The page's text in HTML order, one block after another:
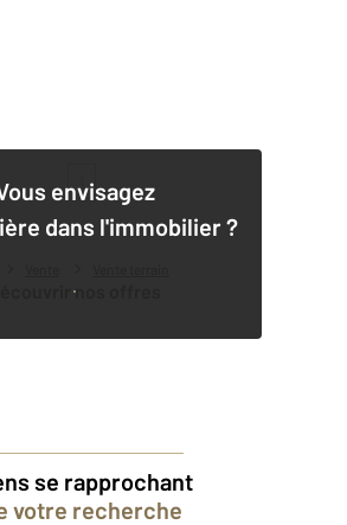
envisagez
dans l'immobilier ?
Découvrir nos offres
se rapprochant
votre recherche